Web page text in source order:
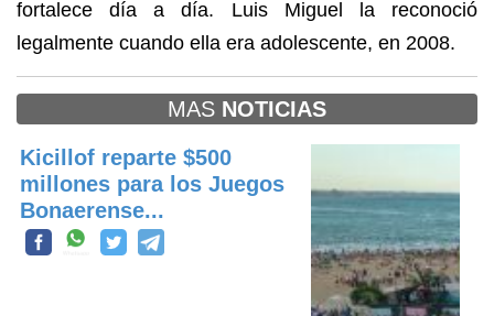
fortalece día a día. Luis Miguel la reconoció
legalmente cuando ella era adolescente, en 2008.
MAS NOTICIAS
Kicillof reparte $500
millones para los Juegos
Bonaerense...